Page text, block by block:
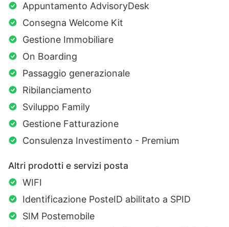
Appuntamento AdvisoryDesk
Consegna Welcome Kit
Gestione Immobiliare
On Boarding
Passaggio generazionale
Ribilanciamento
Sviluppo Family
Gestione Fatturazione
Consulenza Investimento - Premium
Altri prodotti e servizi posta
WIFI
Identificazione PosteID abilitato a SPID
SIM Postemobile